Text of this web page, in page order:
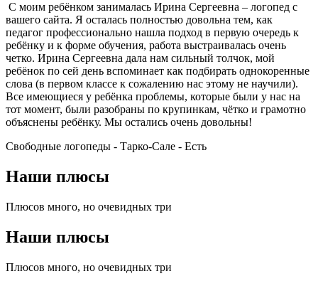
С моим ребёнком занималась Ирина Сергеевна – логопед с
вашего сайта. Я осталась полностью довольна тем, как
педагог профессионально нашла подход в первую очередь к
ребёнку и к форме обучения, работа выстраивалась очень
четко. Ирина Сергеевна дала нам сильный толчок, мой
ребёнок по сей день вспоминает как подбирать однокоренные
слова (в первом классе к сожалению нас этому не научили).
Все имеющиеся у ребёнка проблемы, которые были у нас на
тот момент, были разобраны по крупинкам, чётко и грамотно
объяснены ребёнку. Мы остались очень довольны!
Свободные логопеды - Тарко-Сале - Есть
Наши плюсы
Плюсов много, но очевидных три
Наши плюсы
Плюсов много, но очевидных три